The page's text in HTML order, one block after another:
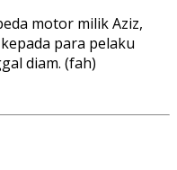
motor milik Aziz,
para pelaku
diam. (fah)